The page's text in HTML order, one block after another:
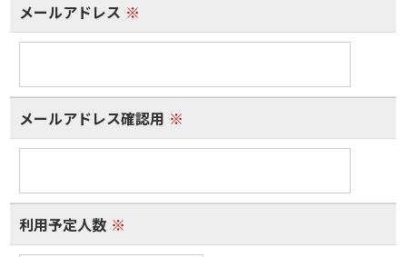
メールアドレス ※
メールアドレス確認用 ※
利用予定人数 ※